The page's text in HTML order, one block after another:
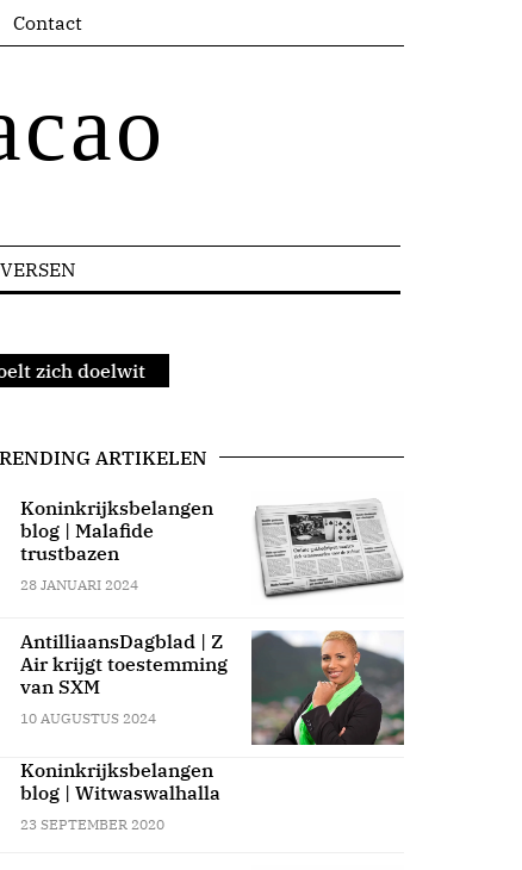
Contact
zich doelwit
ARTIKELEN
Koninkrijksbelangen
blog | Malafide
trustbazen
28 JANUARI 2024
AntilliaansDagblad | Z
Air krijgt toestemming
van SXM
10 AUGUSTUS 2024
Koninkrijksbelangen
blog | Witwaswalhalla
23 SEPTEMBER 2020